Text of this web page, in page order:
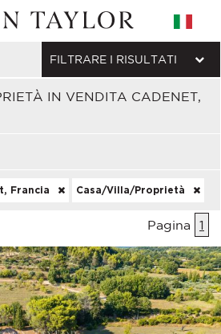
IN VENDITA CADENET,
FILTRARE I RISULTATI
Francia Casa/Villa/Proprietà
Pagina 1